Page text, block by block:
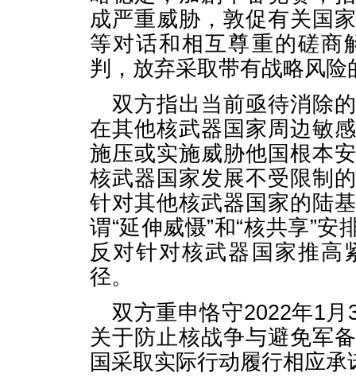
成严重威胁，敦促有关国
等对话和相互尊重的磋商
判，放弃采取带有战略风险
双方指出当前亟待消除
在其他核武器国家周边敏
施压或实施威胁他国根本
核武器国家发展不受限制
针对其他核武器国家的陆
谓“延伸威慑”和“核共享”
反对针对核武器国家推高
径。
双方重申恪守2022年1
关于防止核战争与避免军
国采取实际行动履行相应承